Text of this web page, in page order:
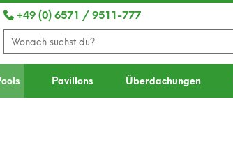
+49 (0) 6571 / 9511-777
Pavillons Überdachungen